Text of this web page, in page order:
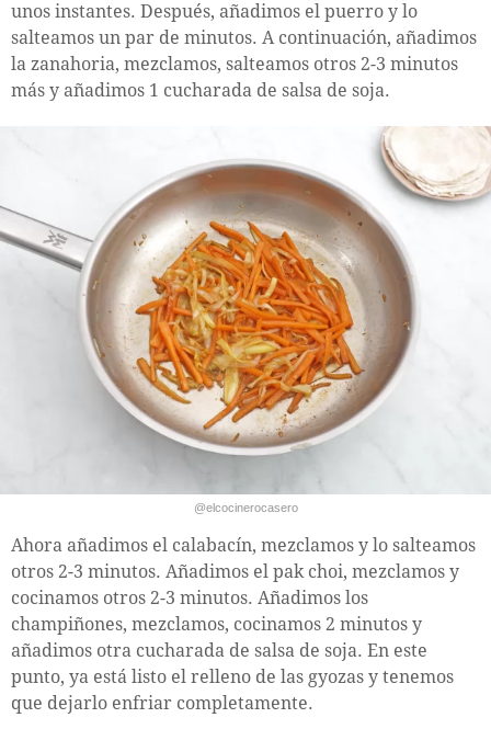
unos instantes. Después, añadimos el puerro y lo
salteamos un par de minutos. A continuación, añadimos
la zanahoria, mezclamos, salteamos otros 2-3 minutos
más y añadimos 1 cucharada de salsa de soja.
@elcocinerocasero
Ahora añadimos el calabacín, mezclamos y lo salteamos
otros 2-3 minutos. Añadimos el pak choi, mezclamos y
cocinamos otros 2-3 minutos. Añadimos los
champiñones, mezclamos, cocinamos 2 minutos y
añadimos otra cucharada de salsa de soja. En este
punto, ya está listo el relleno de las gyozas y tenemos
que dejarlo enfriar completamente.